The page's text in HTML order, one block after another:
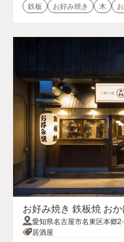
鉄板
お好み焼き 木
お好み焼き 鉄板焼 お
愛知県名古屋市名東区本郷
6西里ビル 1F
居酒屋